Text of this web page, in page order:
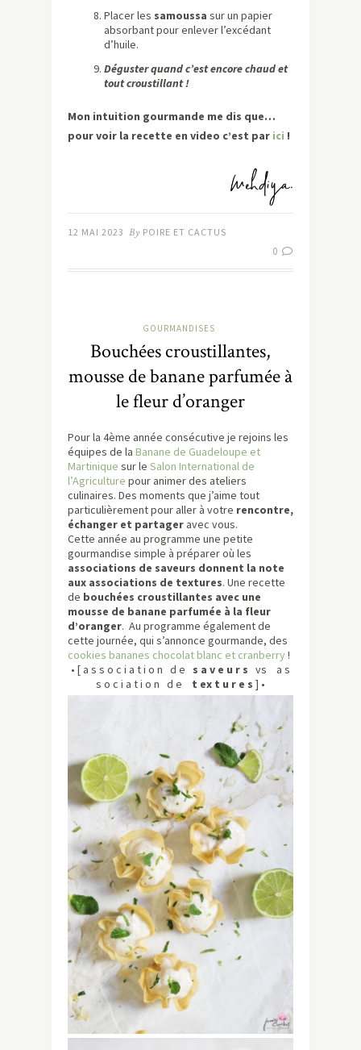
Placer les samoussa sur un papier
absorbant pour enlever l’excédant
d’huile.
Déguster quand c’est encore chaud et
tout croustillant !
Mon intuition gourmande me dis que…
pour voir la recette en video c’est par ici !
12 MAI 2023 By POIRE ET CACTUS
0
GOURMANDISES
Bouchées croustillantes,
mousse de banane parfumée à
le fleur d’oranger
Pour la 4ème année consécutive je rejoins les
équipes de la Banane de Guadeloupe et
Martinique sur le Salon International de
l’Agriculture pour animer des ateliers
culinaires. Des moments que j’aime tout
particulièrement pour aller à votre rencontre,
échanger et partager avec vous.
Cette année au programme une petite
gourmandise simple à préparer où les
associations de saveurs donnent la note
aux associations de textures. Une recette
de bouchées croustillantes avec une
mousse de banane parfumée à la fleur
d’oranger. Au programme également de
cette journée, qui s’annonce gourmande, des
cookies bananes chocolat blanc et cranberry!
• [ a s s o c i a t i o n d e
s a v e u r s vs a s
s o c i a t i o n d e t ex t u r e s ] •